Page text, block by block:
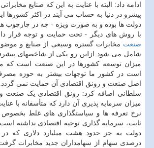
ادامه داد: البته با عنایت به این که صنایع
پیشرو در دنیا به حساب می آیند در اکثر کشورها
دولت ها بوده و به صورت ویژه - چه در چارچوب
با روش های دیگر - تحت حمایت و توجه قرار
صنعت مخابرات گستره وسیعی از صنایع و
شامل می شود ازاین رو یکی از شاخصهای
میزان توسعه کشورها در این صنعت است که
است در کشور ما توجهات بیشتر به حوزه
اصل صنعت و رونق اقتصادی آن حمایت نمی گردد.
سلطانی اضافه کرد: رونق اقتصادی یک صنعت
میزان سرمایه پذیری آن دارد که متأسفانه با
نرخ تعرفه ها و سیاستگذاری های غلط بخصوص
ثابت، سرمایه گذاری توجیه اقتصادی نداشته